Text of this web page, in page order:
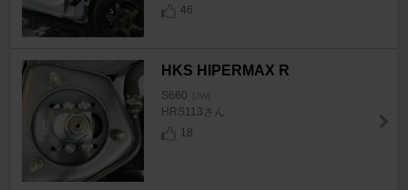
46
HKS HIPERMAX R
S660 [JW]
HRS113さん
18